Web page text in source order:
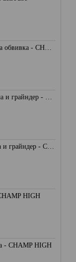
Метална лула с дървена обвивка - CHAMP HIGH
Комплект стъклена лула и грайндер - CHAMP HIGH
Комплект метална лула и грайндер - CHAMP HIGH
HIGH
- CHAMP HIGH